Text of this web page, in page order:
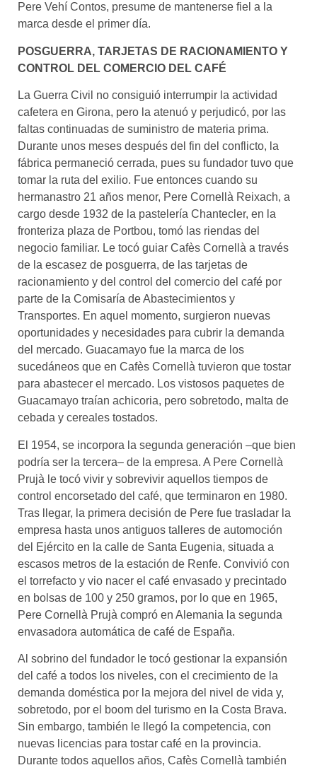
Pere Vehí Contos, presume de mantenerse fiel a la
marca desde el primer día.
POSGUERRA, TARJETAS DE RACIONAMIENTO Y
CONTROL DEL COMERCIO DEL CAFÉ
La Guerra Civil no consiguió interrumpir la actividad
cafetera en Girona, pero la atenuó y perjudicó, por las
faltas continuadas de suministro de materia prima.
Durante unos meses después del fin del conflicto, la
fábrica permaneció cerrada, pues su fundador tuvo que
tomar la ruta del exilio. Fue entonces cuando su
hermanastro 21 años menor, Pere Cornellà Reixach, a
cargo desde 1932 de la pastelería Chantecler, en la
fronteriza plaza de Portbou, tomó las riendas del
negocio familiar. Le tocó guiar Cafès Cornellà a través
de la escasez de posguerra, de las tarjetas de
racionamiento y del control del comercio del café por
parte de la Comisaría de Abastecimientos y
Transportes. En aquel momento, surgieron nuevas
oportunidades y necesidades para cubrir la demanda
del mercado. Guacamayo fue la marca de los
sucedáneos que en Cafès Cornellà tuvieron que tostar
para abastecer el mercado. Los vistosos paquetes de
Guacamayo traían achicoria, pero sobretodo, malta de
cebada y cereales tostados.
El 1954, se incorpora la segunda generación –que bien
podría ser la tercera– de la empresa. A Pere Cornellà
Prujà le tocó vivir y sobrevivir aquellos tiempos de
control encorsetado del café, que terminaron en 1980.
Tras llegar, la primera decisión de Pere fue trasladar la
empresa hasta unos antiguos talleres de automoción
del Ejército en la calle de Santa Eugenia, situada a
escasos metros de la estación de Renfe. Convivió con
el torrefacto y vio nacer el café envasado y precintado
en bolsas de 100 y 250 gramos, por lo que en 1965,
Pere Cornellà Prujà compró en Alemania la segunda
envasadora automática de café de España.
Al sobrino del fundador le tocó gestionar la expansión
del café a todos los niveles, con el crecimiento de la
demanda doméstica por la mejora del nivel de vida y,
sobretodo, por el boom del turismo en la Costa Brava.
Sin embargo, también le llegó la competencia, con
nuevas licencias para tostar café en la provincia.
Durante todos aquellos años, Cafès Cornellà también